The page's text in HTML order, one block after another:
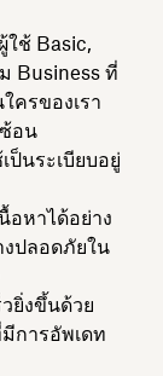
ใช้ Basic,
Business ที่
ครของเรา
อน
ป็นระเบียบอยู่
อหาได้อย่าง
งปลอดภัยใน
ยิ่งขึ้นด้วย
การอัพเดท